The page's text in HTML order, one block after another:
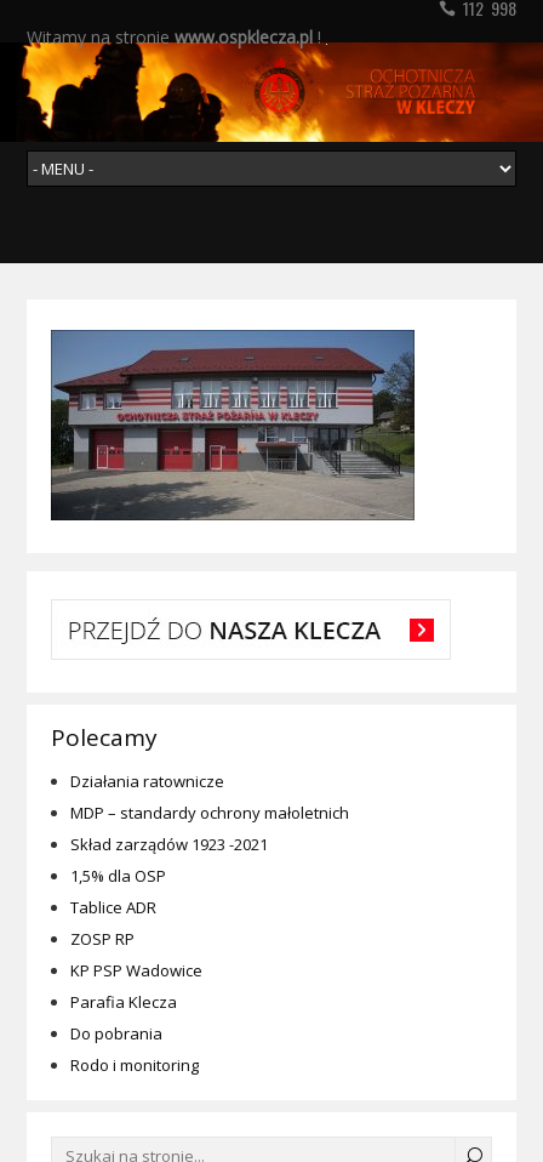
112 998
Witamy na stroniewww.ospklecza.pl!
Polecamy
Działania ratownicze
MDP – standardy ochrony małoletnich
Skład zarządów 1923 -2021
1,5% dla OSP
Tablice ADR
ZOSP RP
KP PSP Wadowice
Parafia Klecza
Do pobrania
Rodo i monitoring